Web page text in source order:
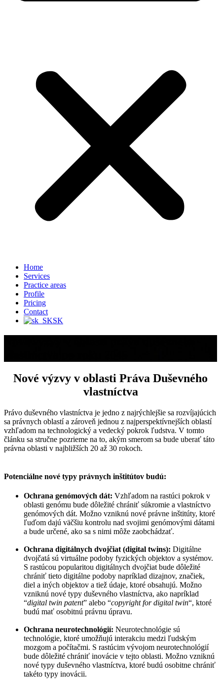
Home
Services
Practice areas
Profile
Pricing
Contact
SK
Nové výzvy v oblasti Práva Duševného
vlastníctva
Právo duševného vlastníctva je jedno z najrýchlejšie sa rozvíjajúcich
sa právnych oblastí a zároveň jednou z najperspektívnejších oblastí
vzhľadom na technologický a vedecký pokrok ľudstva. V tomto
článku sa stručne pozrieme na to, akým smerom sa bude uberať táto
právna oblasti v najbližších 20 až 30 rokoch.
Potenciálne nové typy právnych inštitútov budú:
Ochrana genómových dát: Vzhľadom na rastúci pokrok v
oblasti genómu bude dôležité chrániť súkromie a vlastníctvo
genómových dát. Možno vzniknú nové právne inštitúty, ktoré
ľuďom dajú väčšiu kontrolu nad svojimi genómovými dátami
a bude určené, ako sa s nimi môže zaobchádzať.
Ochrana digitálnych dvojčiat (digital twins): Digitálne
dvojčatá sú virtuálne podoby fyzických objektov a systémov.
S rastúcou popularitou digitálnych dvojčiat bude dôležité
chrániť tieto digitálne podoby napríklad dizajnov, značiek,
diel a iných objektov a tiež údaje, ktoré obsahujú. Možno
vzniknú nové typy duševného vlastníctva, ako napríklad
“digital twin patent” alebo “copyright for digital twin“, ktoré
budú mať osobitnú právnu úpravu.
Ochrana neurotechnológií: Neurotechnológie sú
technológie, ktoré umožňujú interakciu medzi ľudským
mozgom a počítačmi. S rastúcim vývojom neurotechnológií
bude dôležité chrániť inovácie v tejto oblasti. Možno vzniknú
nové typy duševného vlastníctva, ktoré budú osobitne chrániť
takéto typy inovácii.